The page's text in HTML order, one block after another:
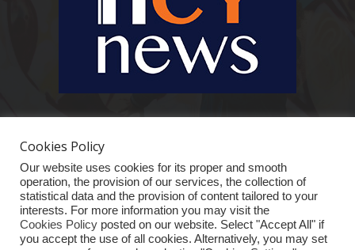
Cookies Policy
Our website uses cookies for its proper and smooth
operation, the provision of our services, the collection of
statistical data and the provision of content tailored to your
interests. For more information you may visit the
Cookies Policy posted on our website. Select "Accept All" if
you accept the use of all cookies. Alternatively, you may set